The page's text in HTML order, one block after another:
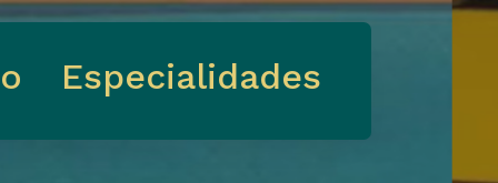
Especialidades